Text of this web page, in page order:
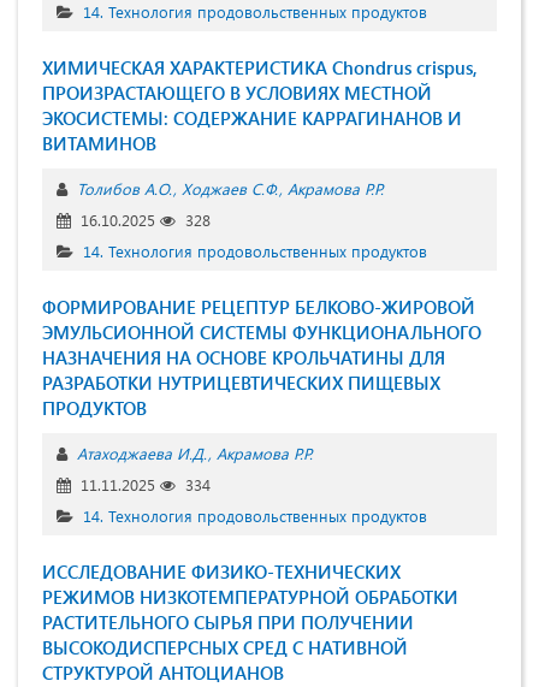
14. Технология продовольственных продуктов
ХИМИЧЕСКАЯ ХАРАКТЕРИСТИКА Chondrus crispus,
ПРОИЗРАСТАЮЩЕГО В УСЛОВИЯХ МЕСТНОЙ
ЭКОСИСТЕМЫ: СОДЕРЖАНИЕ КАРРАГИНАНОВ И
ВИТАМИНОВ
Толибов А.О. Ходжаев С.Ф. Акрамова Р.Р.
16.10.2025
328
14. Технология продовольственных продуктов
ФОРМИРОВАНИЕ РЕЦЕПТУР БЕЛКОВО-ЖИРОВОЙ
ЭМУЛЬСИОННОЙ СИСТЕМЫ ФУНКЦИОНАЛЬНОГО
НАЗНАЧЕНИЯ НА ОСНОВЕ КРОЛЬЧАТИНЫ ДЛЯ
РАЗРАБОТКИ НУТРИЦЕВТИЧЕСКИХ ПИЩЕВЫХ
ПРОДУКТОВ
Атаходжаева И.Д. Акрамова Р.Р.
11.11.2025
334
14. Технология продовольственных продуктов
ИССЛЕДОВАНИЕ ФИЗИКО-ТЕХНИЧЕСКИХ
РЕЖИМОВ НИЗКОТЕМПЕРАТУРНОЙ ОБРАБОТКИ
РАСТИТЕЛЬНОГО СЫРЬЯ ПРИ ПОЛУЧЕНИИ
ВЫСОКОДИСПЕРСНЫХ СРЕД С НАТИВНОЙ
СТРУКТУРОЙ АНТОЦИАНОВ